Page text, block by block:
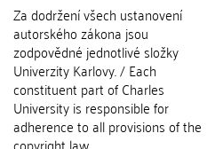
Za dodržení všech ustanovení
autorského zákona jsou
zodpovědné jednotlivé složky
Univerzity Karlovy. / Each
constituent part of Charles
University is responsible for
adherence to all provisions of the